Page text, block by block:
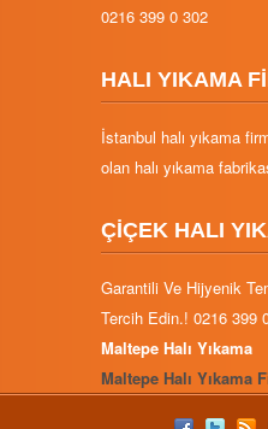
0216 399 0 302
HALI YIKAMA
İstanbul halı yıkama
olan halı yıkama
ÇİÇEK HALI
Garantili Ve Hijyenik
Tercih Edin.! 0216 399
Maltepe Halı Yıkama
Maltepe Halı Yıkama